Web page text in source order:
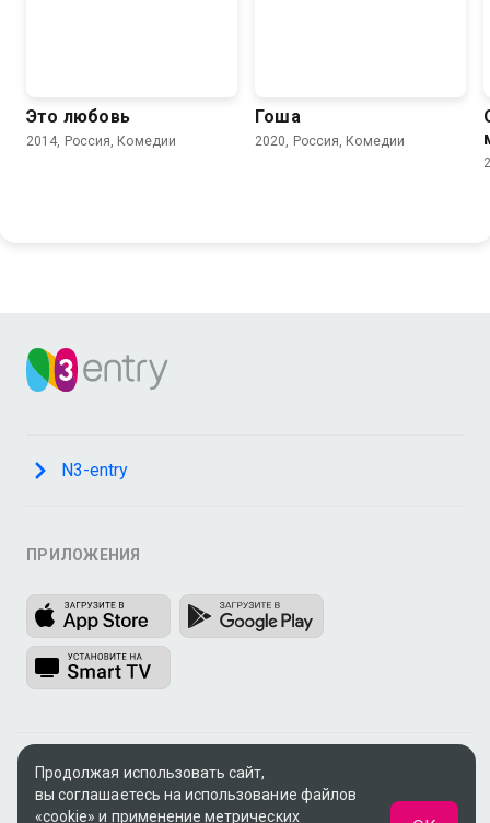
Это любовь
2014, Россия, Комедии
Гоша
2020, Россия, Комедии
N3-entry
ПРИЛОЖЕНИЯ
© 2009 - 2026, ООО «Медиа Системы»
Поддержка:support@n3.ru
Продолжая использовать сайт,
вы соглашаетесь на использование файлов
«cookie» и применение метрических